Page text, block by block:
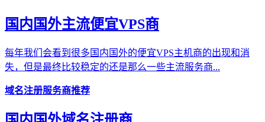
国内国外主流便宜VPS商
每年我们会看到很多国内国外的便宜VPS主机商的出现和消
失，但是最终比较稳定的还是那么一些主流服务商...
域名注册服务商推荐